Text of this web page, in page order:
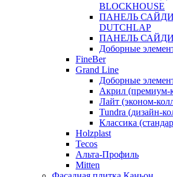
BLOCKHOUSE
ПАНЕЛЬ
DUTCHLAP
ПАНЕЛЬ
Доборные
FineBer
Grand Line
Доборные
Акрил (премиум-
Лайт (эконом-
Tundra (дизайн-
Классика
Holzplast
Tecos
Альта-Профиль
Mitten